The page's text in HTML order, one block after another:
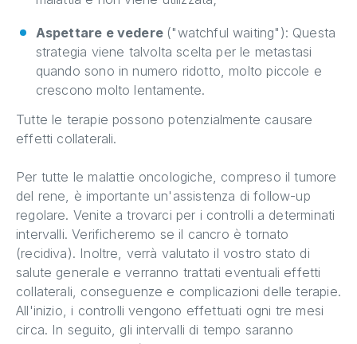
Aspettare e vedere ("watchful waiting"): Questa
strategia viene talvolta scelta per le metastasi
quando sono in numero ridotto, molto piccole e
crescono molto lentamente.
Tutte le terapie possono potenzialmente causare
effetti collaterali.
Per tutte le malattie oncologiche, compreso il tumore
del rene, è importante un'assistenza di follow-up
regolare. Venite a trovarci per i controlli a determinati
intervalli. Verificheremo se il cancro è tornato
(recidiva). Inoltre, verrà valutato il vostro stato di
salute generale e verranno trattati eventuali effetti
collaterali, conseguenze e complicazioni delle terapie.
All'inizio, i controlli vengono effettuati ogni tre mesi
circa. In seguito, gli intervalli di tempo saranno